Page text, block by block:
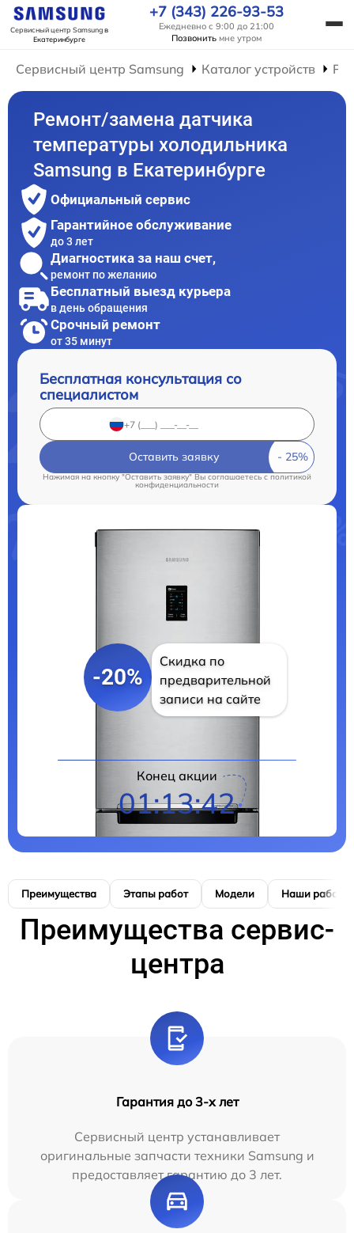
Сервисный центр Samsungв
Екатеринбурге
+7 (343) 226-93-53
Ежедневно с 9:00 до 21:00
Позвонить мне утром
Сервисный центр Samsung Каталог устройств
Ремонт/замена датчика
температуры холодильника
Samsung в Екатеринбурге
Официальный сервис
Гарантийное обслуживание
до 3 лет
Диагностика за наш счет,
ремонт по желанию
Бесплатный выезд курьера
в день обращения
Срочный ремонт
от 35 минут
Бесплатная консультация со
специалистом
Оставить заявку
Нажимая на кнопку "Оставить заявку" Вы соглашаетесь c политикой
конфиденциальности
-20%
Скидка по
предварительной
записи на сайте
Конец акции
01:13:41
Преимущества Этапы работ Модели Наши работы
Преимущества сервис-
центра
Гарантия до 3-х лет
Сервисный центр устанавливает
оригинальные запчасти техники Samsung и
предоставляет гарантию до 3 лет.